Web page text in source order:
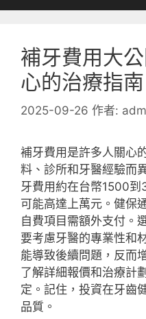
補牙費用大
心的治療指南
2025-09-26 作者:
補牙費用是許多人關心
料、診所和牙醫經驗而
牙費用約在台幣1500
可能高達上萬元。健保
自費項目需額外支付。
要考慮牙醫的專業性和
能導致後續問題，反而
了解詳細報價和治療計
定。記住，投資在牙齒
品質。